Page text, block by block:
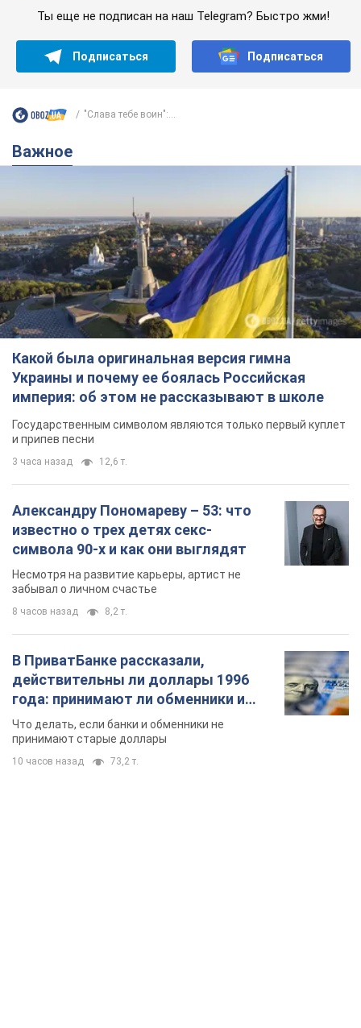
Ты еще не подписан на наш Telegram? Быстро жми!
Подписаться Подписаться
"Слава тебе воин":...
Важное
Какой была оригинальная версия гимна
Украины и почему ее боялась Российская
империя: об этом не рассказывают в школе
Государственным символом являются только первый куплет
и припев песни
3 часа назад 12,6 т.
Александру Пономареву – 53: что
известно о трех детях секс-
символа 90-х и как они выглядят
Несмотря на развитие карьеры, артист не
забывал о личном счастье
8 часов назад 8,2 т.
В ПриватБанке рассказали,
действительны ли доллары 1996
года: принимают ли обменники и
банки такие купюры
Что делать, если банки и обменники не
принимают старые доллары
10 часов назад 73,2 т.